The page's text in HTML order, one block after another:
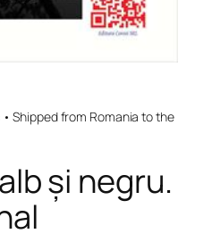
Shipped from Romania to the
și negru.